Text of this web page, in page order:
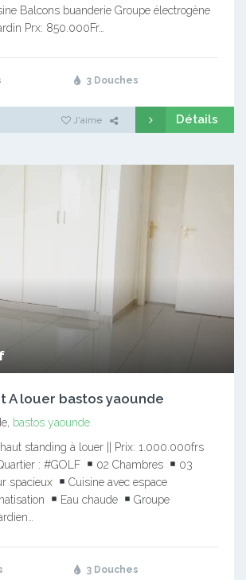
Balcons buanderie Groupe électrogène
Prx: 850.000Fr…
3 Douches
J'aime Détails
A louer bastos yaounde
bastos yaounde
standing à louer || Prix: 1.000.000frs
: #GOLF
02 Chambres
03
spacieux
Cuisine avec espace
Eau chaude
Groupe
3 Douches